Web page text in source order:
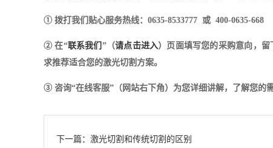
① 拨打我们贴心服务热线：0635-8533777 或 400-0635-668
② 在“联系我们 ”（请点击进入）页面填写您的采购意向，
求推荐适合您的激光切割方案。
③ 咨询“在线客服”（网站右下角）为您详细讲解，了解您的
下一篇：激光切割和传统切割的区别